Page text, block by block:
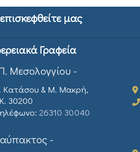
μας
Γραφεία
Μεσολογγίου -
Κατάσου & Μ. Μακρή,
30200
26310 30040
-